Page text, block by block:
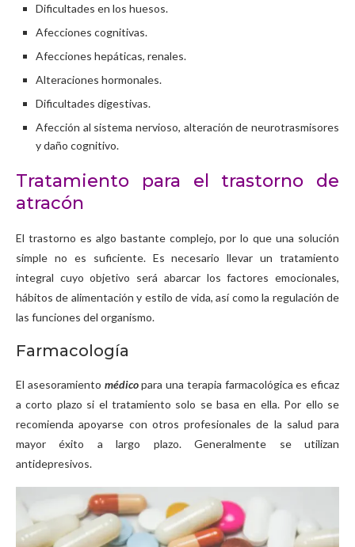
Dificultades en los huesos.
Afecciones cognitivas.
Afecciones hepáticas, renales.
Alteraciones hormonales.
Dificultades digestivas.
Afección al sistema nervioso, alteración de neurotrasmisores
y daño cognitivo.
Tratamiento para el trastorno de
atracón
El trastorno es algo bastante complejo, por lo que una solución
simple no es suficiente. Es necesario llevar un tratamiento
integral cuyo objetivo será abarcar los factores emocionales,
hábitos de alimentación y estilo de vida, así como la regulación de
las funciones del organismo.
Farmacología
El asesoramiento médicopara una terapia farmacológica es eficaz
a corto plazo si el tratamiento solo se basa en ella. Por ello se
recomienda apoyarse con otros profesionales de la salud para
mayor éxito a largo plazo. Generalmente se utilizan
antidepresivos.